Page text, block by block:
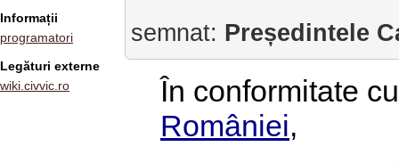
Informații
programatori
Legături externe
wiki.civvic.ro
semnat: Președintele
În conformitate
României,